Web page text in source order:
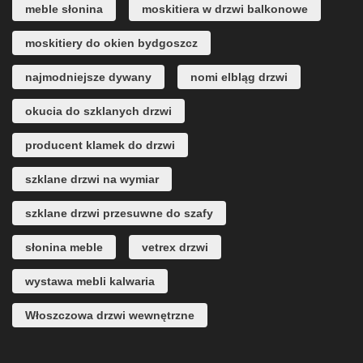
meble słonina moskitiera w drzwi balkonowe
moskitiery do okien bydgoszcz
najmodniejsze dywany nomi elbląg drzwi
okucia do szklanych drzwi
producent klamek do drzwi
szklane drzwi na wymiar
szklane drzwi przesuwne do szafy
słonina meble vetrex drzwi
wystawa mebli kalwaria
Włoszczowa drzwi wewnętrzne